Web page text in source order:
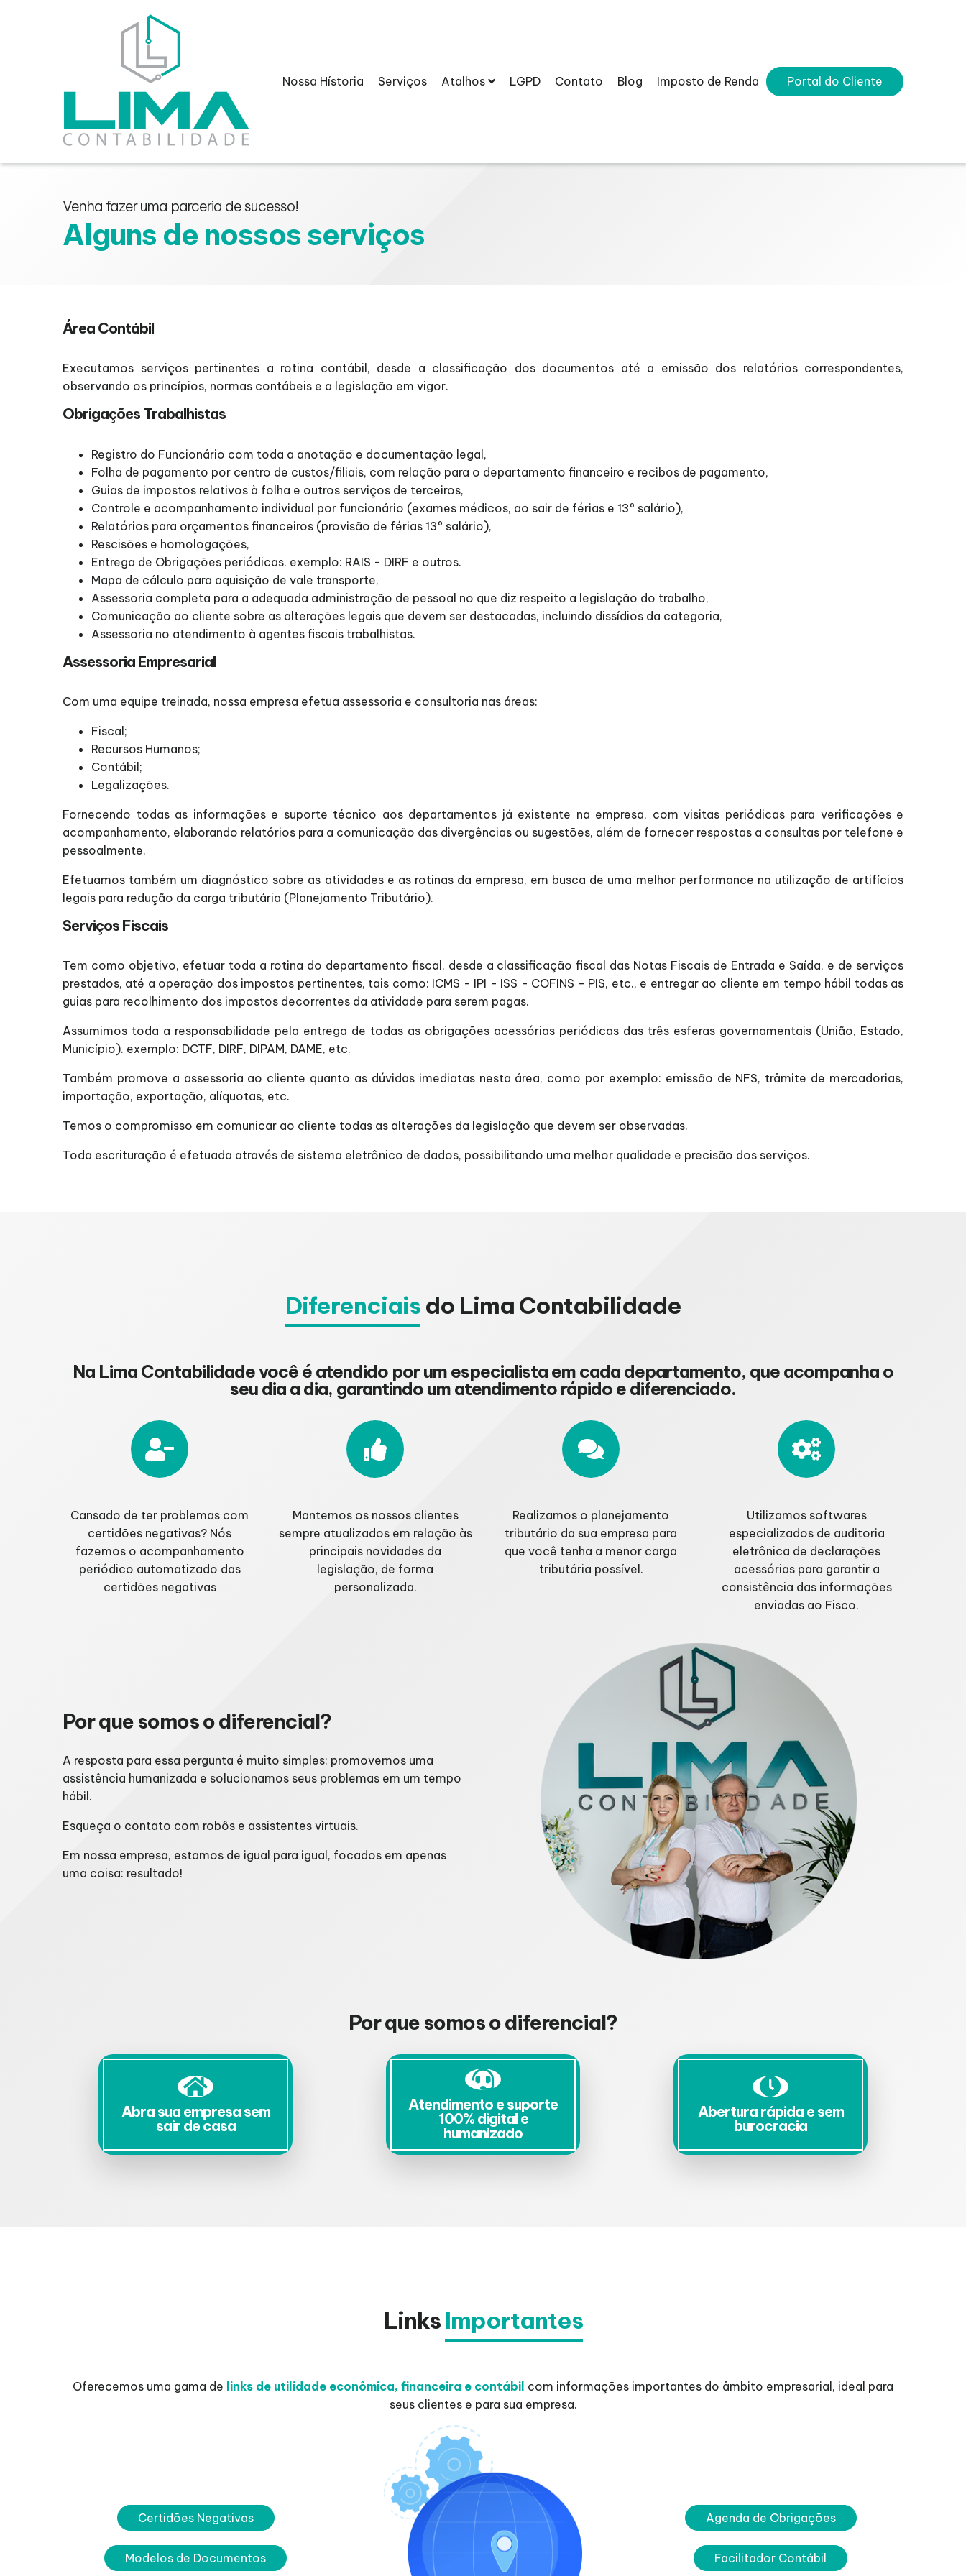
Nossa Hístoria Serviços Atalhos LGPD Contato Blog Imposto de Renda Portal do Cliente
Venha fazer uma parceria de sucesso!
Alguns de nossos serviços
Área Contábil
Executamos serviços pertinentes a rotina contábil, desde a classificação dos documentos até a emissão dos relatórios correspondentes,
observando os princípios, normas contábeis e a legislação em vigor.
Obrigações Trabalhistas
Registro do Funcionário com toda a anotação e documentação legal,
Folha de pagamento por centro de custos/filiais, com relação para o departamento financeiro e recibos de pagamento,
Guias de impostos relativos à folha e outros serviços de terceiros,
Controle e acompanhamento individual por funcionário (exames médicos, ao sair de férias e 13º salário),
Relatórios para orçamentos financeiros (provisão de férias 13º salário),
Rescisões e homologações,
Entrega de Obrigações periódicas. exemplo: RAIS - DIRF e outros.
Mapa de cálculo para aquisição de vale transporte,
Assessoria completa para a adequada administração de pessoal no que diz respeito a legislação do trabalho,
Comunicação ao cliente sobre as alterações legais que devem ser destacadas, incluindo dissídios da categoria,
Assessoria no atendimento à agentes fiscais trabalhistas.
Assessoria Empresarial
Com uma equipe treinada, nossa empresa efetua assessoria e consultoria nas áreas:
Fiscal;
Recursos Humanos;
Contábil;
Legalizações.
Fornecendo todas as informações e suporte técnico aos departamentos já existente na empresa, com visitas periódicas para verificações e
acompanhamento, elaborando relatórios para a comunicação das divergências ou sugestões, além de fornecer respostas a consultas por telefone e
pessoalmente.
Efetuamos também um diagnóstico sobre as atividades e as rotinas da empresa, em busca de uma melhor performance na utilização de artifícios
legais para redução da carga tributária (Planejamento Tributário).
Serviços Fiscais
Tem como objetivo, efetuar toda a rotina do departamento fiscal, desde a classificação fiscal das Notas Fiscais de Entrada e Saída, e de serviços
prestados, até a operação dos impostos pertinentes, tais como: ICMS - IPI - ISS - COFINS - PIS, etc., e entregar ao cliente em tempo hábil todas as
guias para recolhimento dos impostos decorrentes da atividade para serem pagas.
Assumimos toda a responsabilidade pela entrega de todas as obrigações acessórias periódicas das três esferas governamentais (União, Estado,
Município). exemplo: DCTF, DIRF, DIPAM, DAME, etc.
Também promove a assessoria ao cliente quanto as dúvidas imediatas nesta área, como por exemplo: emissão de NFS, trâmite de mercadorias,
importação, exportação, alíquotas, etc.
Temos o compromisso em comunicar ao cliente todas as alterações da legislação que devem ser observadas.
Toda escrituração é efetuada através de sistema eletrônico de dados, possibilitando uma melhor qualidade e precisão dos serviços.
Diferenciaisdo Lima Contabilidade
Na Lima Contabilidade você é atendido por um especialista em cada departamento, que acompanha o
seu dia a dia, garantindo um atendimento rápido e diferenciado.
Cansado de ter problemas com
certidões negativas? Nós
fazemos o acompanhamento
periódico automatizado das
certidões negativas
Mantemos os nossos clientes
sempre atualizados em relação às
principais novidades da
legislação, de forma
personalizada.
Realizamos o planejamento
tributário da sua empresa para
que você tenha a menor carga
tributária possível.
Utilizamos softwares
especializados de auditoria
eletrônica de declarações
acessórias para garantir a
consistência das informações
enviadas ao Fisco.
Por que somos o diferencial?
A resposta para essa pergunta é muito simples: promovemos uma
assistência humanizada e solucionamos seus problemas em um tempo
hábil.
Esqueça o contato com robôs e assistentes virtuais.
Em nossa empresa, estamos de igual para igual, focados em apenas
uma coisa: resultado!
Por que somos o diferencial?
Abra sua empresa sem
sair de casa
Atendimento e suporte
100% digital e
humanizado
Abertura rápida e sem
burocracia
Links Importantes
Oferecemos uma gama de links de utilidade econômica, financeira e contábil com informações importantes do âmbito empresarial, ideal para
seus clientes e para sua empresa.
Certidões Negativas
Modelos de Documentos
Agenda de Obrigações
Facilitador Contábil